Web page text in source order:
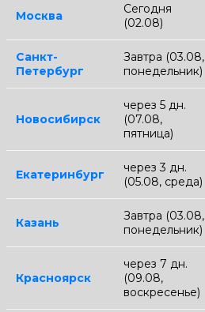
Москва
Сегодня
(02.08)
Санкт-
Петербург
Завтра (03.08,
понедельник)
Новосибирск
через 5 дн.
(07.08,
пятница)
Екатеринбург
через 3 дн.
(05.08, среда)
Казань
Завтра (03.08,
понедельник)
Красноярск
через 7 дн.
(09.08,
воскресенье)